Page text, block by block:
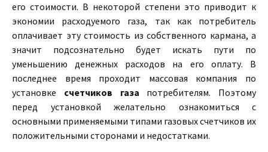
его стоимости. В некоторой степени это приводит к
экономии расходуемого газа, так как потребитель
оплачивает эту стоимость из собственного кармана, а
значит подсознательно будет искать пути по
уменьшению денежных расходов на его оплату. В
последнее время проходит массовая компания по
установке счетчиков газа потребителям. Поэтому
перед установкой желательно ознакомиться с
основными применяемыми типами газовых счетчиков их
положительными сторонами и недостатками.